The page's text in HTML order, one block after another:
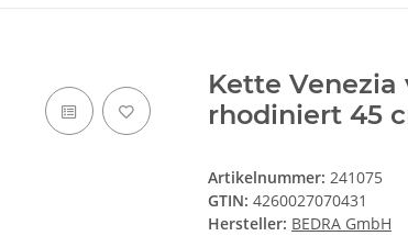
Kette Venezia
rhodiniert 45
Artikelnummer: 241075
GTIN: 4260027070431
Hersteller: BEDRA GmbH